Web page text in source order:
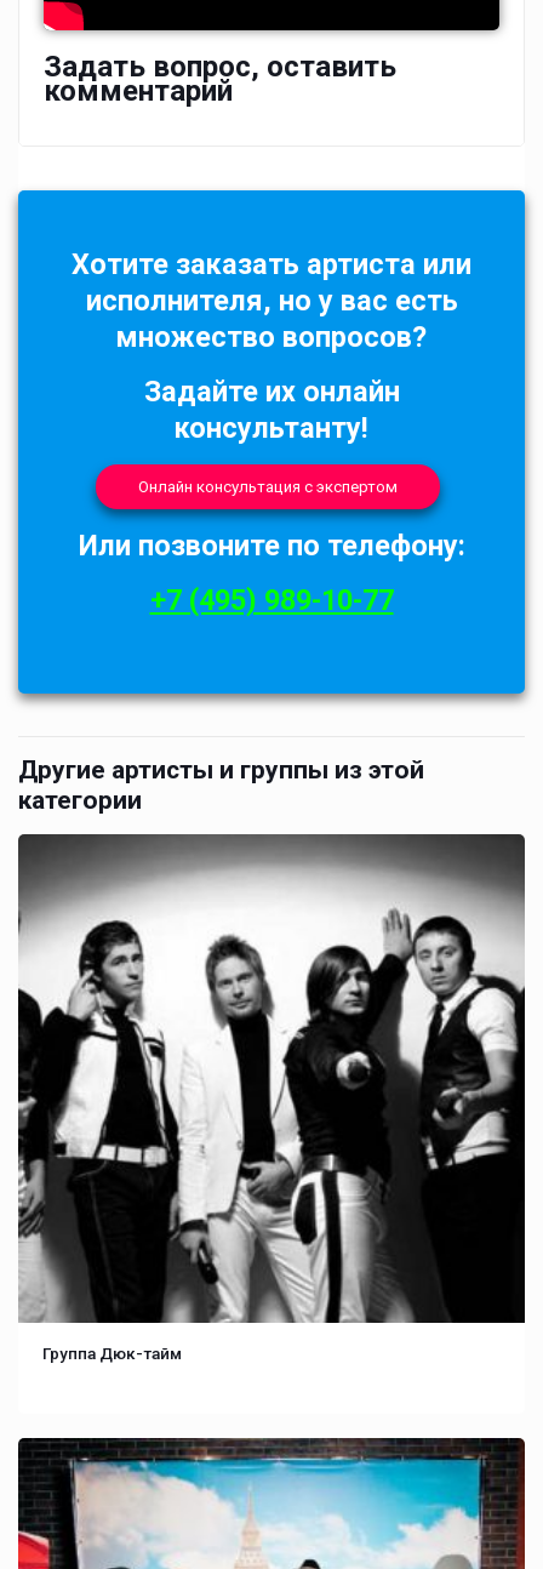
Задать вопрос, оставить
комментарий
Хотите заказать артиста или
исполнителя, но у вас есть
множество вопросов?
Задайте их онлайн
консультанту!
Онлайн консультация с экспертом
Или позвоните по телефону:
+7 (495) 989-10-77
Другие артисты и группы из этой
категории
Группа Дюк-тайм